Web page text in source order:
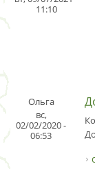
11:10
Ольга
вс,
02/02/2020 -
06:53